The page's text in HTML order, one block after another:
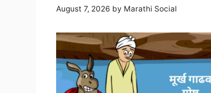
August 7, 2026 by Marathi Social